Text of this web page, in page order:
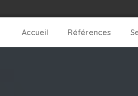
Accueil Références